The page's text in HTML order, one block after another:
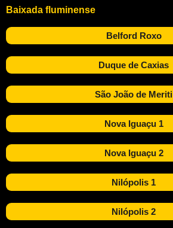
Baixada fluminense
Belford Roxo
Duque de Caxias
São João de Meriti
Nova Iguaçu 1
Nova Iguaçu 2
Nilópolis 1
Nilópolis 2